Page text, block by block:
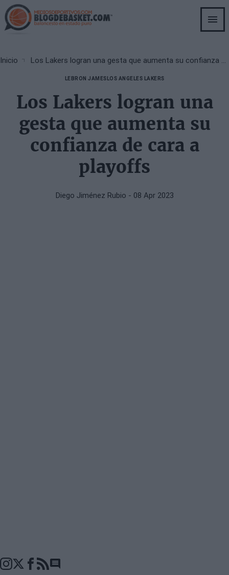
Skip
to
main
Breadcrumb
Inicio Los Lakers logran una gesta que aumenta su confianza de cara a playoffs
LEBRON JAMES LOS ANGELES LAKERS
Los Lakers logran una
gesta que aumenta su
confianza de cara a
playoffs
Diego Jiménez Rubio - 08 Apr 2023
Go to comments seciton